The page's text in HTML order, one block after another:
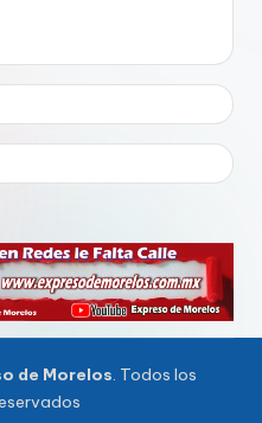
de Morelos. Todos los